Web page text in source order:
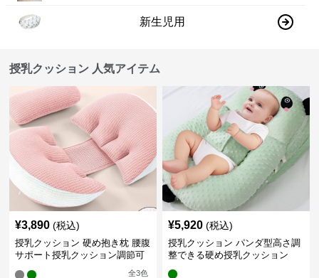
新生児用
授乳クッション 人気アイテム
¥3,890 (税込)
授乳クッション 硬め抱き枕 腰腹
サポート授乳クッション調節可
全3色
¥5,920 (税込)
授乳クッション パンダ型高さ調
整できる硬め授乳クッション